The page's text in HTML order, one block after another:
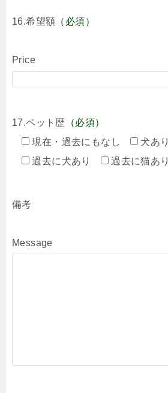
16.希望額 （必須）
Price
17.ペット歴 （必須）
現在・過去にもなし
犬あり
過去に犬あり
過去に猫あり
備考
Message